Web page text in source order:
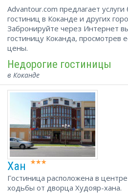
Advantour.com предлагает
гостиниц в Коканде и других
Забронируйте через Интернет
гостиницу Коканда, просмотрев
цены.
Недорогие гостиницы
в Коканде
Хан
Гостиница расположена в
ходьбы от дворца Худояр-хана.